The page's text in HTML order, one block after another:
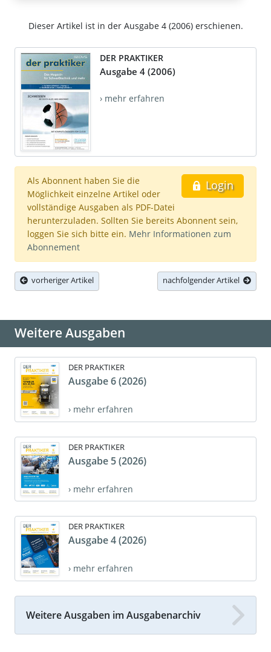
Dieser Artikel ist in der Ausgabe 4 (2006) erschienen.
DER PRAKTIKER
Ausgabe 4 (2006)
› mehr erfahren
Login
Als Abonnent haben Sie die
Möglichkeit einzelne Artikel oder
vollständige Ausgaben als PDF-Datei
herunterzuladen. Sollten Sie bereits Abonnent sein,
loggen Sie sich bitte ein. Mehr Informationen zum
Abonnement
vorheriger Artikel nachfolgender Artikel
Weitere Ausgaben
DER PRAKTIKER
Ausgabe 6 (2026)
› mehr erfahren
DER PRAKTIKER
Ausgabe 5 (2026)
› mehr erfahren
DER PRAKTIKER
Ausgabe 4 (2026)
› mehr erfahren
Weitere Ausgaben im Ausgabenarchiv